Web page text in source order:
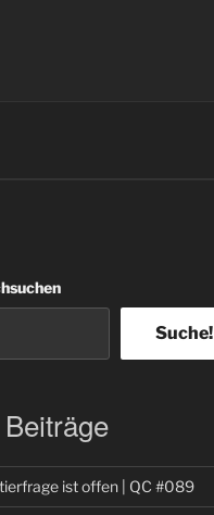
Suche!
ist offen | QC #089